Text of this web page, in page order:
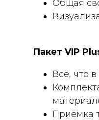
Общая
Пакет VIP
Всё, что
Приёмка